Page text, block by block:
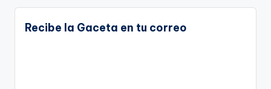
Recibe la Gaceta en tu correo